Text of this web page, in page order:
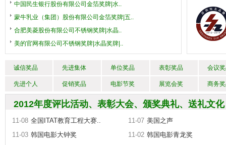
中国民生银行股份有限公司金箔奖牌|水..
蒙牛乳业（集团）股份有限公司金箔奖牌|五..
合肥美菱股份有限公司不锈钢奖牌|水晶..
美的官网有限公司不锈钢奖牌|水晶奖牌|..
诚信奖品 先进集体 单位奖品 表彰奖品 会议
先进个人 促销奖品 电影节奖 展览会奖 商务
2012年度评比活动、表彰大会、颁奖典礼、送礼文化
11-08 全国ITAT教育工程大赛.. 11-07 美国之声
11-03 韩国电影大钟奖 11-02 韩国电影青龙奖